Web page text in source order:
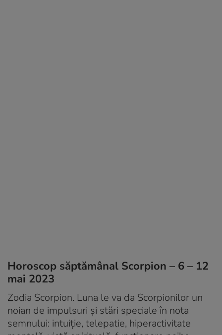
Horoscop săptămânal Scorpion – 6 – 12
mai 2023
Zodia Scorpion. Luna le va da Scorpionilor un
noian de impulsuri și stări speciale în nota
semnului: intuiție, telepatie, hiperactivitate